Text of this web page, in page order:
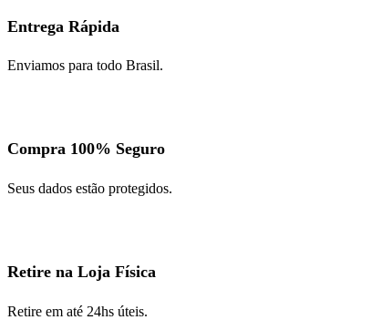
Entrega Rápida
Enviamos para todo Brasil.
Compra 100% Seguro
Seus dados estão protegidos.
Retire na Loja Física
Retire em até 24hs úteis.